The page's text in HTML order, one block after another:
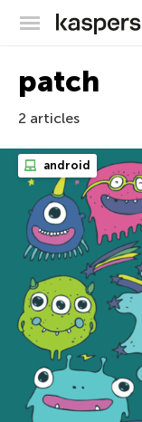
patch
2 articles
android